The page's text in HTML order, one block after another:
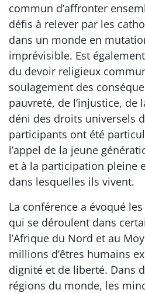
commun d’affronter
défis à relever par les
dans un monde en
imprévisible. Est
du devoir religieux
soulagement des
pauvreté, de l’injustice,
déni des droits universels
participants ont été
l’appel de la jeune
et à la participation pleine
dans lesquelles ils vivent.
La conférence a évoqué
qui se déroulent dans
l’Afrique du Nord et au
millions d’êtres humains
dignité et de liberté. Dans
régions du monde, les